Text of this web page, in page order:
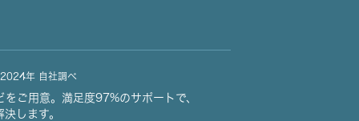
年 自社調べ
ご用意。満足度97%のサポートで、
します。